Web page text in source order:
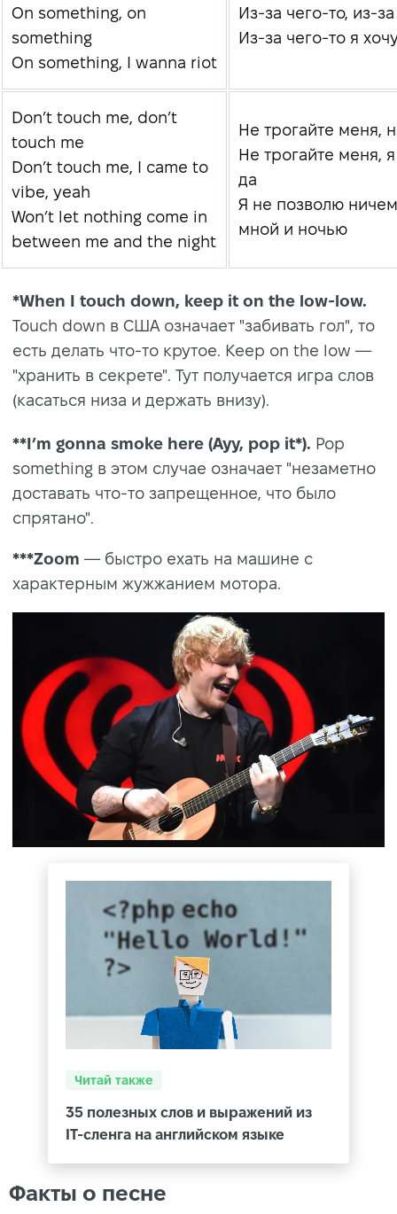
On something, on
something
On something, I wanna riot
Из-за чего-то, из-
Из-за чего-то я
Don’t touch me, don’t
touch me
Don’t touch me, I came to
vibe, yeah
Won’t let nothing come in
between me and the night
Не трогайте меня,
Не трогайте меня,
да
Я не позволю
мной и ночью
*When I touch down, keep it on the low-low.
Touch down в США означает "забивать гол", то
есть делать что-то крутое. Keep on the low —
"хранить в секрете". Тут получается игра слов
(касаться низа и держать внизу).
**I’m gonna smoke here (Ayy, pop it*). Pop
something в этом случае означает "незаметно
доставать что-то запрещенное, что было
спрятано".
***Zoom — быстро ехать на машине с
характерным жужжанием мотора.
Читай также
35 полезных слов и выражений из
IT-сленга на английском языке
Факты о песне